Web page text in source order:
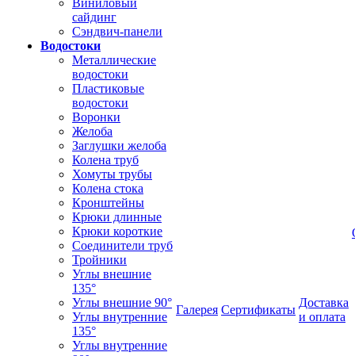
Виниловый
сайдинг
Сэндвич-панели
Водостоки
Металлические
водостоки
Пластиковые
водостоки
Воронки
Желоба
Заглушки желоба
Колена труб
Хомуты трубы
Колена стока
Кронштейны
Крюки длинные
Крюки короткие
Соединители труб
Тройники
Углы внешние
135°
Углы внешние 90°
Углы внутренние
135°
Углы внутренние
Галерея Сертификаты
Доставка
и оплата